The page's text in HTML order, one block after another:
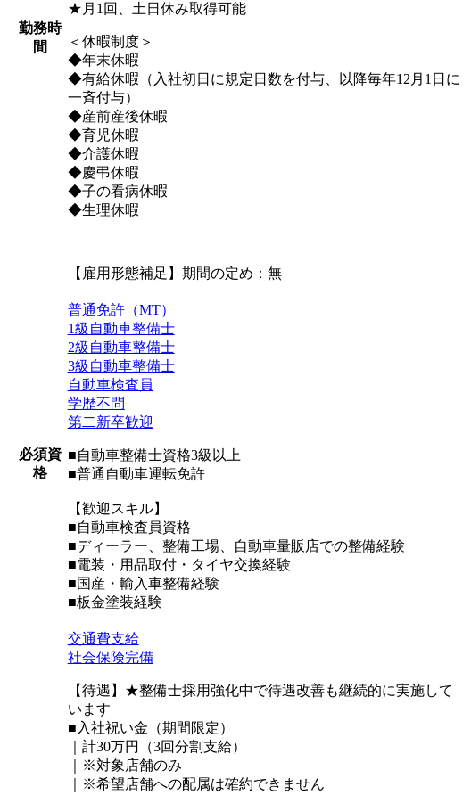
勤務時
間
★月1回、土日休み取得可能
＜休暇制度＞
◆年末休暇
◆有給休暇（入社初日に規定日数を付与、以降毎年12月1日に
一斉付与）
◆産前産後休暇
◆育児休暇
◆介護休暇
◆慶弔休暇
◆子の看病休暇
◆生理休暇
【雇用形態補足】期間の定め：無
必須資
格
普通免許（MT）
1級自動車整備士
2級自動車整備士
3級自動車整備士
自動車検査員
学歴不問
第二新卒歓迎
■自動車整備士資格3級以上
■普通自動車運転免許
【歓迎スキル】
■自動車検査員資格
■ディーラー、整備工場、自動車量販店での整備経験
■電装・用品取付・タイヤ交換経験
■国産・輸入車整備経験
■板金塗装経験
交通費支給
社会保険完備
【待遇】★整備士採用強化中で待遇改善も継続的に実施して
います
■入社祝い金（期間限定）
｜計30万円（3回分割支給）
｜※対象店舗のみ
｜※希望店舗への配属は確約できません